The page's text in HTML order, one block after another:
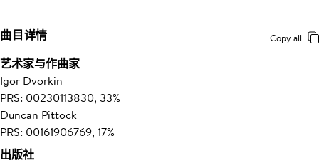
曲目详情 Copy all
艺术家与作曲家
Igor Dvorkin
PRS: 00230113830, 33%
Duncan Pittock
PRS: 00161906769, 17%
出版社